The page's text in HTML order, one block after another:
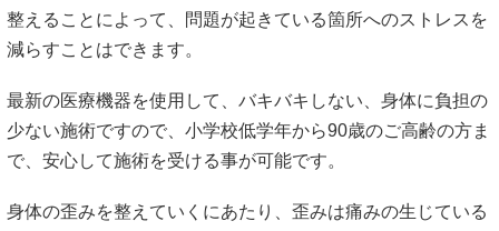
整えることによって、問題が起きている箇所へのストレスを
減らすことはできます。
最新の医療機器を使用して、バキバキしない、身体に負担の
少ない施術ですので、小学校低学年から90歳のご高齢の方ま
で、安心して施術を受ける事が可能です。
身体の歪みを整えていくにあたり、歪みは痛みの生じている